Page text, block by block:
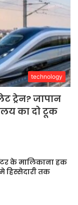
technology
ट्रेन? जापान
का दो टूक
के मालिकाना हक
हिस्सेदारी तक